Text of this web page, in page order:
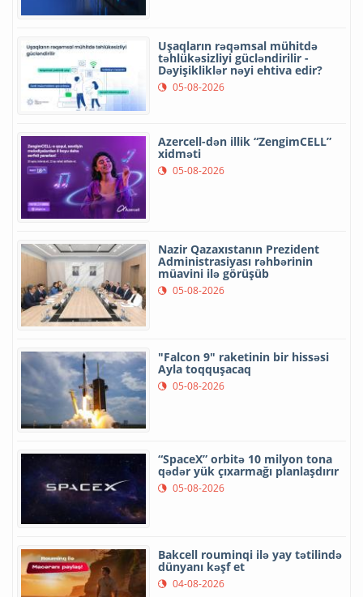
Uşaqların rəqəmsal mühitdə
təhlükəsizliyi gücləndirilir -
Dəyişikliklər nəyi ehtiva edir?
05-08-2026
Azercell-dən illik “ZengimCELL”
xidməti
05-08-2026
Nazir Qazaxıstanın Prezident
Administrasiyası rəhbərinin
müavini ilə görüşüb
05-08-2026
"Falcon 9" raketinin bir hissəsi
Ayla toqquşacaq
05-08-2026
“SpaceX” orbitə 10 milyon tona
qədər yük çıxarmağı planlaşdırır
05-08-2026
Bakcell rouminqi ilə yay tətilində
dünyanı kəşf et
04-08-2026